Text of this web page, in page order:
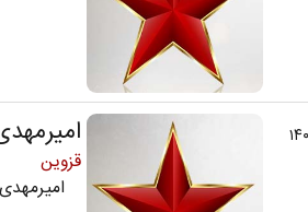
قزوین
امیرمهدی